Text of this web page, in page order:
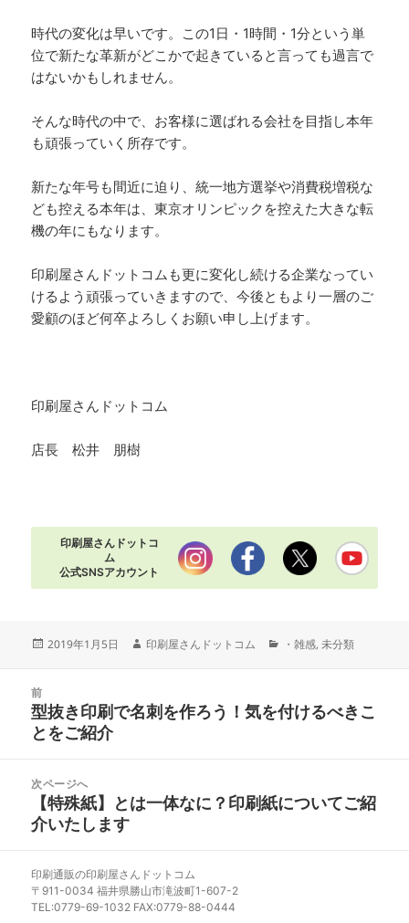
時代の変化は早いです。この1日・1時間・1分という単
位で新たな革新がどこかで起きていると言っても過言で
はないかもしれません。
そんな時代の中で、お客様に選ばれる会社を目指し本年
も頑張っていく所存です。
新たな年号も間近に迫り、統一地方選挙や消費税増税な
ども控える本年は、東京オリンピックを控えた大きな転
機の年にもなります。
印刷屋さんドットコムも更に変化し続ける企業なってい
けるよう頑張っていきますので、今後ともより一層のご
愛顧のほど何卒よろしくお願い申し上げます。
印刷屋さんドットコム
店長 松井 朋樹
印刷屋さんドットコ
ム
公式SNSアカウント
投
2019年1月5日
作
印刷屋さんドットコム
カ
ー
・雑感,未分類
前
前
の
稿:
型抜き印刷で名刺を作ろう！気を付けるべきこ
とをご紹介
次ページへ
次
の
稿:
【特殊紙】とは一体なに？印刷紙についてご紹
介いたします
印刷通販の印刷屋さんドットコム
〒911-0034 福井県勝山市滝波町1-607-2
TEL:0779-69-1032 FAX:0779-88-0444